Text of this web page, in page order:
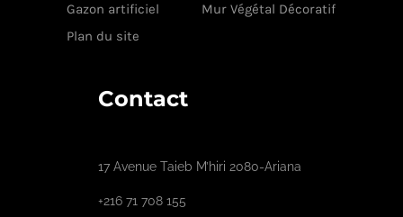
Gazon artificiel
Mur Végétal Décoratif
Plan du site
Contact
17 Avenue Taieb M’hiri 2080-Ariana
+216 71 708 155